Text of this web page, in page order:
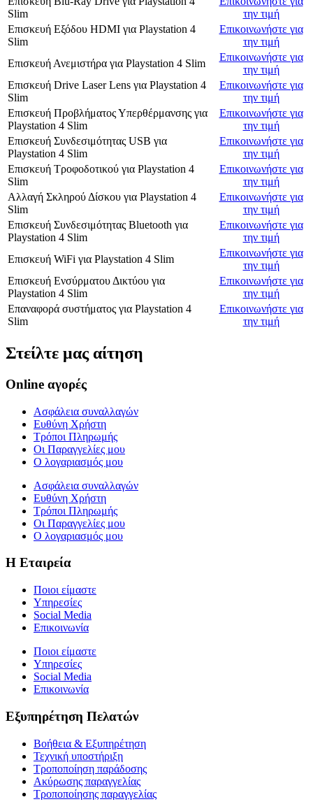
Slim
την τιμή
Επισκευή Εξόδου HDMI για Playstation 4
Slim
Επικοινωνήστε για
την τιμή
Επισκευή Ανεμιστήρα για Playstation 4 Slim
Επικοινωνήστε για
την τιμή
Επισκευή Drive Laser Lens για Playstation 4
Slim
Επικοινωνήστε για
την τιμή
Επισκευή Προβλήματος Υπερθέρμανσης για
Playstation 4 Slim
Επικοινωνήστε για
την τιμή
Επισκευή Συνδεσιμότητας USB για
Playstation 4 Slim
Επικοινωνήστε για
την τιμή
Επισκευή Τροφοδοτικού για Playstation 4
Slim
Επικοινωνήστε για
την τιμή
Αλλαγή Σκληρού Δίσκου για Playstation 4
Slim
Επικοινωνήστε για
την τιμή
Επισκευή Συνδεσιμότητας Bluetooth για
Playstation 4 Slim
Επικοινωνήστε για
την τιμή
Επισκευή WiFi για Playstation 4 Slim
Επικοινωνήστε για
την τιμή
Επισκευή Ενσύρματου Δικτύου για
Playstation 4 Slim
Επικοινωνήστε για
την τιμή
Επαναφορά συστήματος για Playstation 4
Slim
Επικοινωνήστε για
την τιμή
Στείλτε μας αίτηση
Online αγορές
Ασφάλεια συναλλαγών
Ευθύνη Χρήστη
Τρόποι Πληρωμής
Οι Παραγγελίες μου
Ο λογαριασμός μου
Ασφάλεια συναλλαγών
Ευθύνη Χρήστη
Τρόποι Πληρωμής
Οι Παραγγελίες μου
Ο λογαριασμός μου
Η Εταιρεία
Ποιοι είμαστε
Υπηρεσίες
Social Media
Επικοινωνία
Ποιοι είμαστε
Υπηρεσίες
Social Media
Επικοινωνία
Εξυπηρέτηση Πελατών
Βοήθεια & Εξυπηρέτηση
Τεχνική υποστήριξη
Τροποποίηση παράδοσης
Ακύρωσης παραγγελίας
Τροποποίησης παραγγελίας